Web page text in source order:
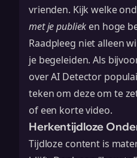
vrienden. Kijk welke
met je publiek en hoge
Raadpleeg niet alleen
je begeleiden. Als
overAI Detector
teken om deze om te
of een korte video.
Herkentijdloze
Tijdloze content is